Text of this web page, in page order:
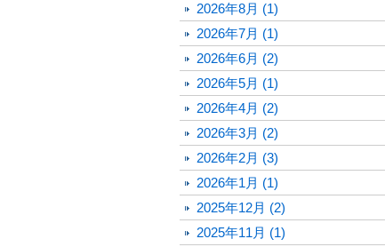
2026年8月 (1)
2026年7月 (1)
2026年6月 (2)
2026年5月 (1)
2026年4月 (2)
2026年3月 (2)
2026年2月 (3)
2026年1月 (1)
2025年12月 (2)
2025年11月 (1)